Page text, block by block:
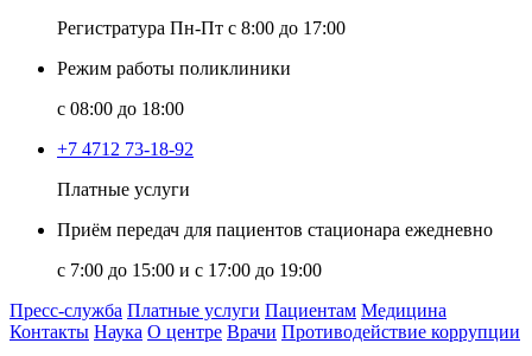
Регистратура Пн-Пт с 8:00 до 17:00
Режим работы поликлиники
с 08:00 до 18:00
+7 4712 73-18-92
Платные услуги
Приём передач для пациентов стационара ежедневно
с 7:00 до 15:00 и с 17:00 до 19:00
Пресс-служба Платные услуги Пациентам Медицина
Контакты Наука О центре Врачи Противодействие коррупции